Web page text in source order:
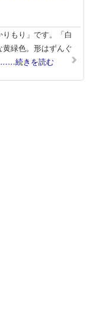
もり」です。「白
緑色。形はずんぐ
……続きを読む